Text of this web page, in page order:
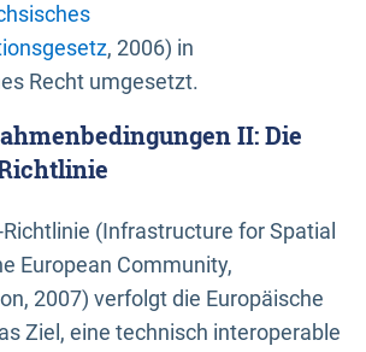
, 2006) in
Recht umgesetzt.
II: Die
Richtlinie (Infrastructure for Spatial
European Community,
2007) verfolgt die Europäische
Ziel, eine technisch interoperable